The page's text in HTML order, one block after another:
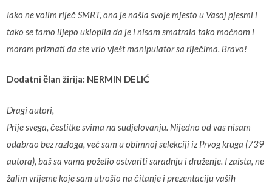
Iako ne volim riječ SMRT, ona je našla svoje mjesto u Vasoj pjesmi i
tako se tamo lijepo uklopila da je i nisam smatrala tako moćnom i
moram priznati da ste vrlo vješt manipulator sa riječima. Bravo!
Dodatni član žirija: NERMIN DELIĆ
Dragi autori,
Prije svega, čestitke svima na sudjelovanju. Nijedno od vas nisam
odabrao bez razloga, već sam u obimnoj selekciji iz Prvog kruga (739
autora), baš sa vama poželio ostvariti saradnju i druženje. I zaista, ne
žalim vrijeme koje sam utrošio na čitanje i prezentaciju vaših